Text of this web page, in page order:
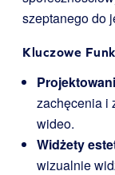
szeptanego do
Kluczowe
zachęcenia i
wideo.
Widżety
wizualnie